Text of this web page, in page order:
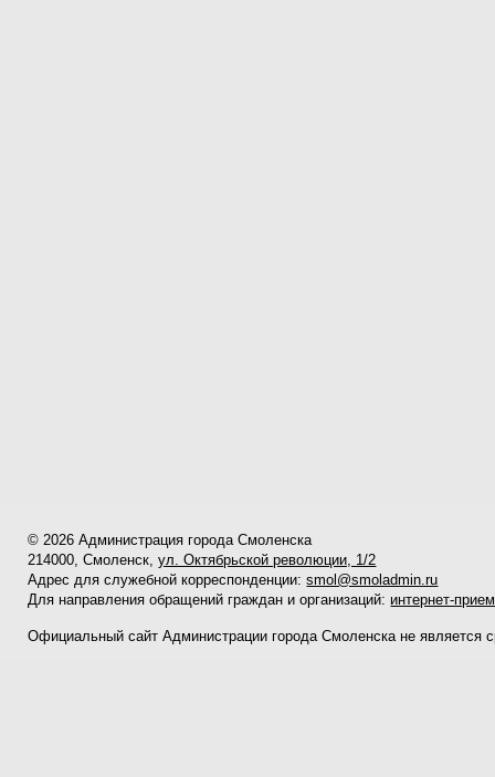
© 2026 Администрация города Смоленска
214000, Смоленск,ул. Октябрьской революции, 1/2
Адрес для служебной корреспонденции:smol@smoladmin.ru
Для направления обращений граждан и организаций: интернет-
Официальный сайт Администрации города Смоленска не является